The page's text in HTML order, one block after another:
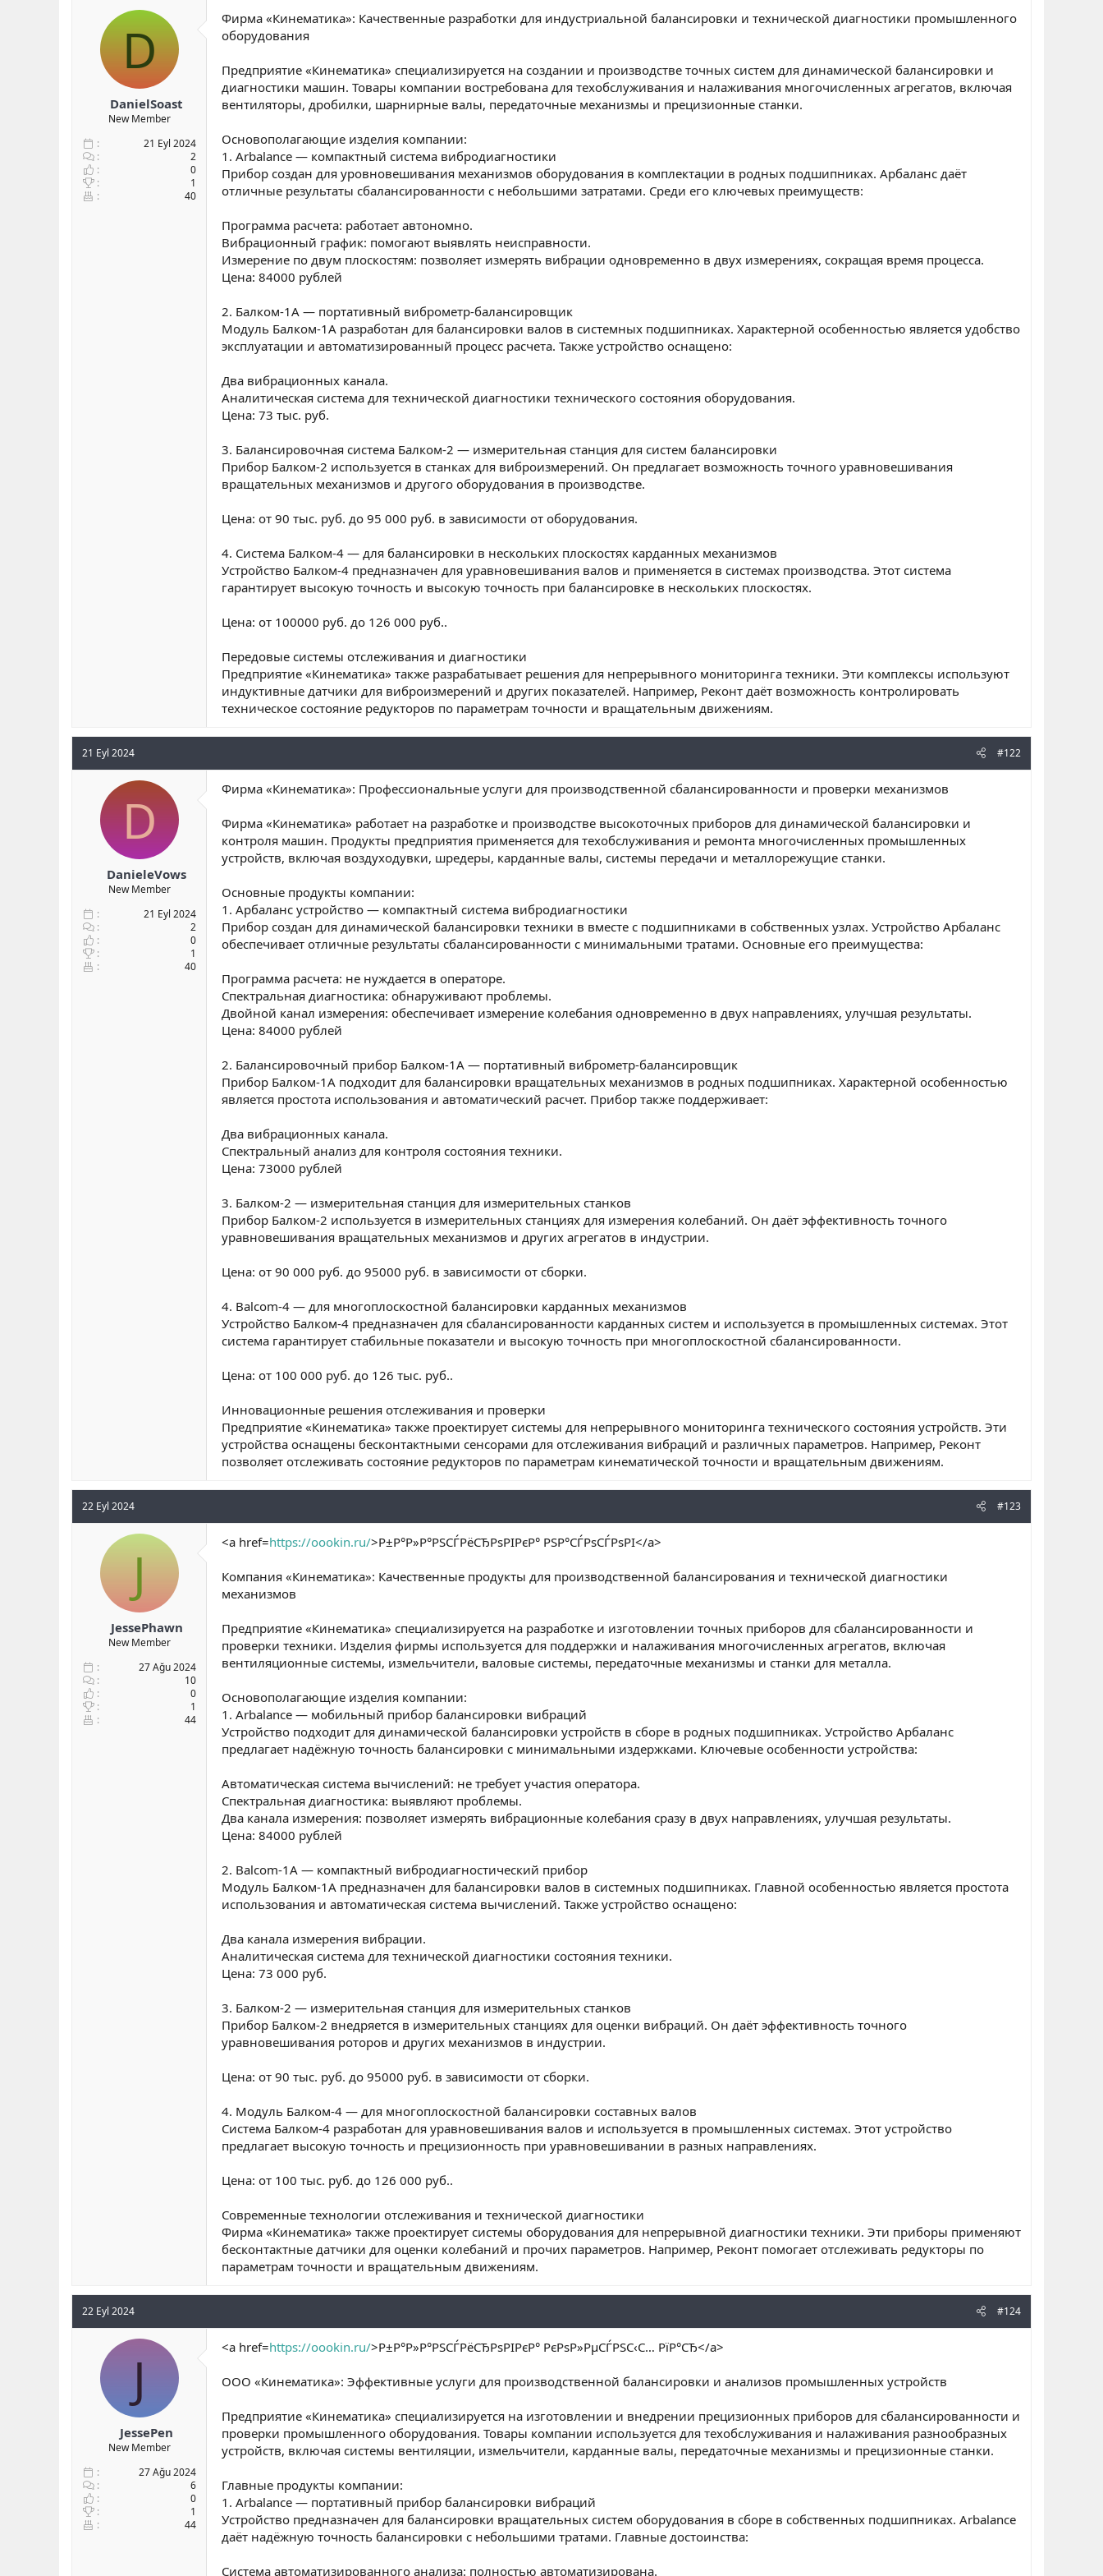
b
ş
a
t
a
n
D
DanielSoast
New Member
21 Eyl 2024
2
0
1
40
Фирма «Кинематика»: Качественные разработки для индустриальной балансировки и технической диагностики промышленного
оборудования
Предприятие «Кинематика» специализируется на создании и производстве точных систем для динамической балансировки и
диагностики машин. Товары компании востребована для техобслуживания и налаживания многочисленных агрегатов, включая
вентиляторы, дробилки, шарнирные валы, передаточные механизмы и прецизионные станки.
Основополагающие изделия компании:
1. Arbalance — компактный система вибродиагностики
Прибор создан для уровновешивания механизмов оборудования в комплектации в родных подшипниках. Арбаланс даёт
отличные результаты сбалансированности с небольшими затратами. Среди его ключевых преимуществ:
Программа расчета: работает автономно.
Вибрационный график: помогают выявлять неисправности.
Измерение по двум плоскостям: позволяет измерять вибрации одновременно в двух измерениях, сокращая время процесса.
Цена: 84000 рублей
2. Балком-1А — портативный виброметр-балансировщик
Модуль Балком-1А разработан для балансировки валов в системных подшипниках. Характерной особенностью является удобство
эксплуатации и автоматизированный процесс расчета. Также устройство оснащено:
Два вибрационных канала.
Аналитическая система для технической диагностики технического состояния оборудования.
Цена: 73 тыс. руб.
3. Балансировочная система Балком-2 — измерительная станция для систем балансировки
Прибор Балком-2 используется в станках для виброизмерений. Он предлагает возможность точного уравновешивания
вращательных механизмов и другого оборудования в производстве.
Цена: от 90 тыс. руб. до 95 000 руб. в зависимости от оборудования.
4. Система Балком-4 — для балансировки в нескольких плоскостях карданных механизмов
Устройство Балком-4 предназначен для уравновешивания валов и применяется в системах производства. Этот система
гарантирует высокую точность и высокую точность при балансировке в нескольких плоскостях.
Цена: от 100000 руб. до 126 000 руб..
Передовые системы отслеживания и диагностики
Предприятие «Кинематика» также разрабатывает решения для непрерывного мониторинга техники. Эти комплексы используют
индуктивные датчики для виброизмерений и других показателей. Например, Реконт даёт возможность контролировать
техническое состояние редукторов по параметрам точности и вращательным движениям.
21 Eyl 2024 #122
D
DanieleVows
New Member
21 Eyl 2024
2
0
1
40
Фирма «Кинематика»: Профессиональные услуги для производственной сбалансированности и проверки механизмов
Фирма «Кинематика» работает на разработке и производстве высокоточных приборов для динамической балансировки и
контроля машин. Продукты предприятия применяется для техобслуживания и ремонта многочисленных промышленных
устройств, включая воздуходувки, шредеры, карданные валы, системы передачи и металлорежущие станки.
Основные продукты компании:
1. Арбаланс устройство — компактный система вибродиагностики
Прибор создан для динамической балансировки техники в вместе с подшипниками в собственных узлах. Устройство Арбаланс
обеспечивает отличные результаты сбалансированности с минимальными тратами. Основные его преимущества:
Программа расчета: не нуждается в операторе.
Спектральная диагностика: обнаруживают проблемы.
Двойной канал измерения: обеспечивает измерение колебания одновременно в двух направлениях, улучшая результаты.
Цена: 84000 рублей
2. Балансировочный прибор Балком-1А — портативный виброметр-балансировщик
Прибор Балком-1А подходит для балансировки вращательных механизмов в родных подшипниках. Характерной особенностью
является простота использования и автоматический расчет. Прибор также поддерживает:
Два вибрационных канала.
Спектральный анализ для контроля состояния техники.
Цена: 73000 рублей
3. Балком-2 — измерительная станция для измерительных станков
Прибор Балком-2 используется в измерительных станциях для измерения колебаний. Он даёт эффективность точного
уравновешивания вращательных механизмов и других агрегатов в индустрии.
Цена: от 90 000 руб. до 95000 руб. в зависимости от сборки.
4. Balcom-4 — для многоплоскостной балансировки карданных механизмов
Устройство Балком-4 предназначен для сбалансированности карданных систем и используется в промышленных системах. Этот
система гарантирует стабильные показатели и высокую точность при многоплоскостной сбалансированности.
Цена: от 100 000 руб. до 126 тыс. руб..
Инновационные решения отслеживания и проверки
Предприятие «Кинематика» также проектирует системы для непрерывного мониторинга технического состояния устройств. Эти
устройства оснащены бесконтактными сенсорами для отслеживания вибраций и различных параметров. Например, Реконт
позволяет отслеживать состояние редукторов по параметрам кинематической точности и вращательным движениям.
22 Eyl 2024 #123
J
JessePhawn
New Member
27 Ağu 2024
10
0
1
44
<a href=https://oookin.ru/>Р±Р°Р»Р°РЅСЃРёСЂРѕРІРєР° РЅР°СЃРѕСЃРѕРІ</a>
Компания «Кинематика»: Качественные продукты для производственной балансирования и технической диагностики
механизмов
Предприятие «Кинематика» специализируется на разработке и изготовлении точных приборов для сбалансированности и
проверки техники. Изделия фирмы используется для поддержки и налаживания многочисленных агрегатов, включая
вентиляционные системы, измельчители, валовые системы, передаточные механизмы и станки для металла.
Основополагающие изделия компании:
1. Arbalance — мобильный прибор балансировки вибраций
Устройство подходит для динамической балансировки устройств в сборе в родных подшипниках. Устройство Арбаланс
предлагает надёжную точность балансировки с минимальными издержками. Ключевые особенности устройства:
Автоматическая система вычислений: не требует участия оператора.
Спектральная диагностика: выявляют проблемы.
Два канала измерения: позволяет измерять вибрационные колебания сразу в двух направлениях, улучшая результаты.
Цена: 84000 рублей
2. Balcom-1A — компактный вибродиагностический прибор
Модуль Балком-1А предназначен для балансировки валов в системных подшипниках. Главной особенностью является простота
использования и автоматическая система вычислений. Также устройство оснащено:
Два канала измерения вибрации.
Аналитическая система для технической диагностики состояния техники.
Цена: 73 000 руб.
3. Балком-2 — измерительная станция для измерительных станков
Прибор Балком-2 внедряется в измерительных станциях для оценки вибраций. Он даёт эффективность точного
уравновешивания роторов и других механизмов в индустрии.
Цена: от 90 тыс. руб. до 95000 руб. в зависимости от сборки.
4. Модуль Балком-4 — для многоплоскостной балансировки составных валов
Система Балком-4 разработан для уравновешивания валов и используется в промышленных системах. Этот устройство
предлагает высокую точность и прецизионность при уравновешивании в разных направлениях.
Цена: от 100 тыс. руб. до 126 000 руб..
Современные технологии отслеживания и технической диагностики
Фирма «Кинематика» также проектирует системы оборудования для непрерывной диагностики техники. Эти приборы применяют
бесконтактные датчики для оценки колебаний и прочих параметров. Например, Реконт помогает отслеживать редукторы по
параметрам точности и вращательным движениям.
22 Eyl 2024 #124
J
JessePen
New Member
27 Ağu 2024
6
0
1
44
<a href=https://oookin.ru/>Р±Р°Р»Р°РЅСЃРёСЂРѕРІРєР° РєРѕР»РµСЃРЅС‹С… РїР°СЂ</a>
ООО «Кинематика»: Эффективные услуги для производственной балансировки и анализов промышленных устройств
Предприятие «Кинематика» специализируется на изготовлении и внедрении прецизионных приборов для сбалансированности и
проверки промышленного оборудования. Товары компании используется для техобслуживания и налаживания разнообразных
устройств, включая системы вентиляции, измельчители, карданные валы, передаточные механизмы и прецизионные станки.
Главные продукты компании:
1. Arbalance — портативный прибор балансировки вибраций
Устройство предназначен для балансировки вращательных систем оборудования в сборе в собственных подшипниках. Arbalance
даёт надёжную точность балансировки с небольшими тратами. Главные достоинства:
Система автоматизированного анализа: полностью автоматизирована.